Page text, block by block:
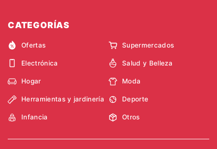
CATEGORÍAS
Ofertas Supermercados
Electrónica Salud y Belleza
Hogar Moda
Herramientas y jardinería Deporte
Infancia Otros